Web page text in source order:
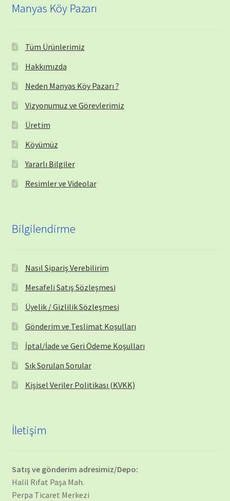
Manyas Köy Pazarı
Tüm Ürünlerimiz
Hakkımızda
Neden Manyas Köy Pazarı ?
Vizyonumuz ve Görevlerimiz
Üretim
Köyümüz
Yararlı Bilgiler
Resimler ve Videolar
Bilgilendirme
Nasıl Sipariş Verebilirim
Mesafeli Satış Sözleşmesi
Üyelik / Gizlilik Sözleşmesi
Gönderim ve Teslimat Koşulları
İptal/İade ve Geri Ödeme Koşulları
Sık Sorulan Sorular
Kişisel Veriler Politikası (KVKK)
İletişim
Satış ve gönderim adresimiz/Depo:
Halil Rıfat Paşa Mah.
Perpa Ticaret Merkezi